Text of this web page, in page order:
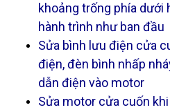
khoảng trống phía dưới
hành trình như ban đầu
Sửa bình lưu điện cửa
điện, đèn bình nhấp
dẫn điện vào motor
Sửa motor cửa cuốn